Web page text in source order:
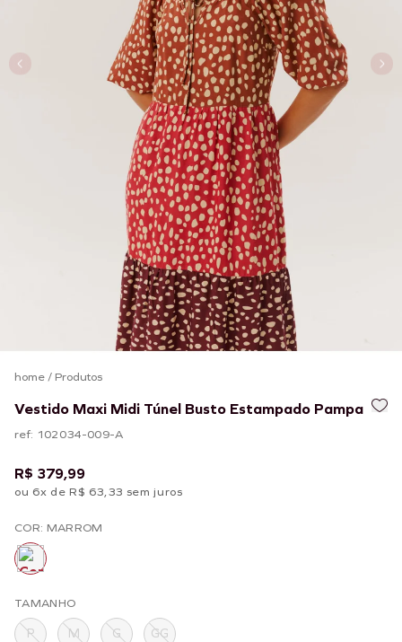
home/ Produtos
Vestido Maxi Midi Túnel Busto Estampado Pampa
ref: 102034-009-A
R$ 379,99
ou 6x de R$ 63,33 sem juros
COR: MARROM
TAMANHO
P M G GG